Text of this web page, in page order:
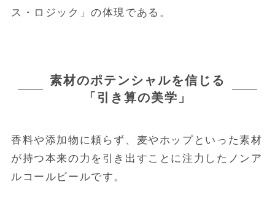
ス・ロジック」の体現である。
素材のポテンシャルを信じる
「引き算の美学」
香料や添加物に頼らず、麦やホップといった素材
が持つ本来の力を引き出すことに注力したノンア
ルコールビールです。